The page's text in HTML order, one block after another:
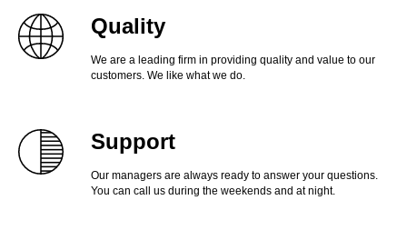
Quality
We are a leading firm in providing quality and value to our
customers. We like what we do.
Support
Our managers are always ready to answer your questions.
You can call us during the weekends and at night.